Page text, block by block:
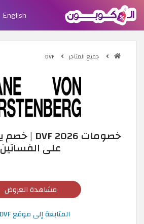
English
جميع المتاجر
على الفساتين
مشاهدة العروض
المتابعة إلى موقع DVF